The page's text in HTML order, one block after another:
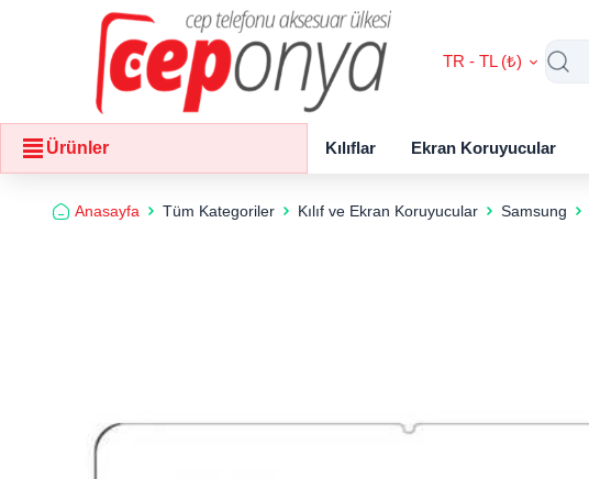
TR - TL (₺)
Ürünler Kılıflar Ekran Koruyucular
Anasayfa Tüm Kategoriler Kılıf ve Ekran Koruyucular Samsung